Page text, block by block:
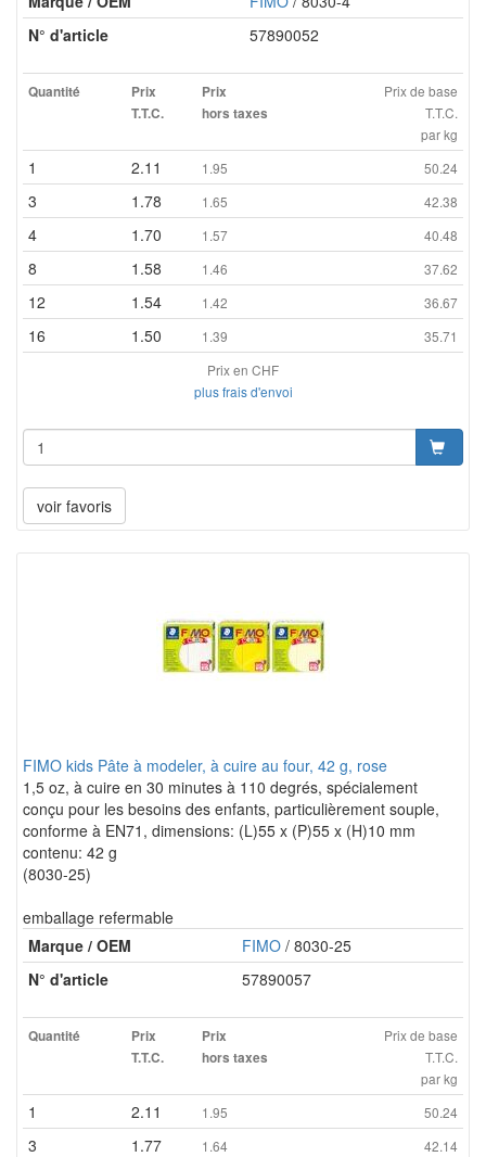
N° d'article
57890052
Quantité
Prix
T.T.C.
Prix
hors taxes
Prix de base
T.T.C.
par kg
1 2.11 1.95 50.24
3 1.78 1.65 42.38
4 1.70 1.57 40.48
8 1.58 1.46 37.62
12 1.54 1.42 36.67
16 1.50 1.39
35.71
Prix en CHF
plus frais d'envoi
voir favoris
FIMO kids Pâte à modeler, à cuire au four, 42 g, rose
1,5 oz, à cuire en 30 minutes à 110 degrés, spécialement
conçu pour les besoins des enfants, particulièrement souple,
conforme à EN71, dimensions: (L)55 x (P)55 x (H)10 mm
contenu: 42 g
(8030-25)
emballage refermable
Marque / OEM
FIMO / 8030-25
N° d'article
57890057
Quantité
Prix
T.T.C.
Prix
hors taxes
Prix de base
T.T.C.
par kg
1 2.11 1.95 50.24
3 1.77 1.64 42.14